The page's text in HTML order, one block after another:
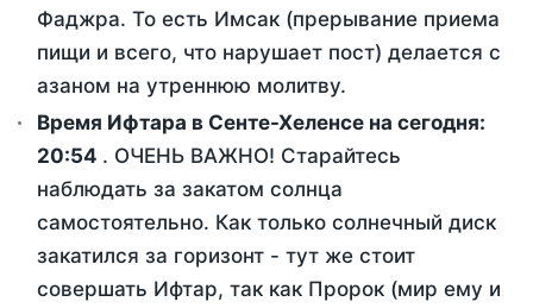
Фаджра. То есть Имсак (прерывание приема
пищи и всего, что нарушает пост) делается с
азаном на утреннюю молитву.
Время Ифтара в Сенте-Хеленсе на сегодня:
20:54 . ОЧЕНЬ ВАЖНО! Старайтесь
наблюдать за закатом солнца
самостоятельно. Как только солнечный диск
закатился за горизонт - тут же стоит
совершать Ифтар, так как Пророк (мир ему и